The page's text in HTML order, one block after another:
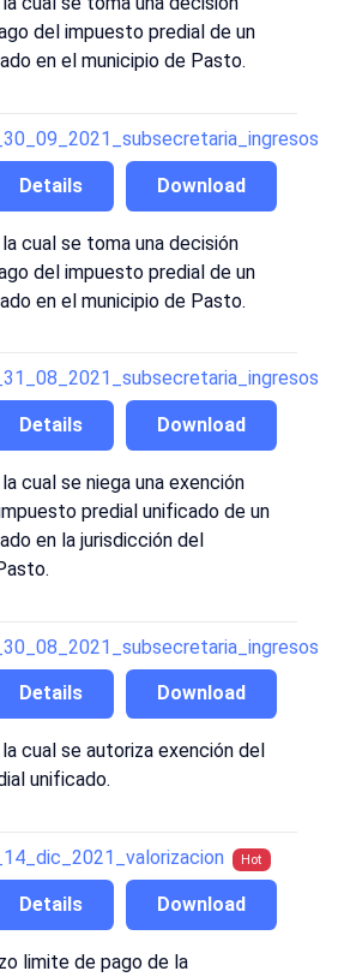
del impuesto predial de un
en el municipio de Pasto.
Download
Details
cual se toma una decisión
del impuesto predial de un
en el municipio de Pasto.
Download
Details
cual se niega una exención
predial unificado de un
en la jurisdicción del
Download
Details
cual se autoriza exención del
unificado.
Hot
Download
Details
limite de pago de la